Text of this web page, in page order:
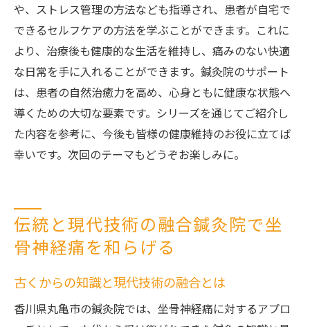
や、ストレス管理の方法なども指導され、患者が自宅で
できるセルフケアの方法を学ぶことができます。これに
より、治療後も健康的な生活を維持し、痛みのない快適
な日常を手に入れることができます。鍼灸院のサポート
は、患者の自然治癒力を高め、心身ともに健康な状態へ
導くための大切な要素です。シリーズを通じてご紹介し
た内容を参考に、今後も皆様の健康維持のお役に立てば
幸いです。次回のテーマもどうぞお楽しみに。
伝統と現代技術の融合鍼灸院で坐
骨神経痛を和らげる
古くからの知識と現代技術の融合とは
香川県丸亀市の鍼灸院では、坐骨神経痛に対するアプロ